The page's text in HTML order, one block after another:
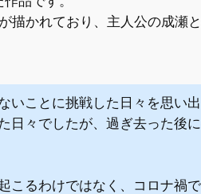
かれており、主人公の成瀬
いことに挑戦した日々を思い出
日々でしたが、過ぎ去った後
こるわけではなく、コロナ禍